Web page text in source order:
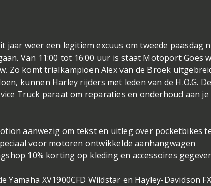
weer een legitiem excuus om tweede paasdag
Van 11:00 tot 16:00 uur is staat Motoport Goes
Zo komt trialkampioen Alex van de Broek
kunnen Harley rijders met leden van de H.O.G.
Truck paraat om reparaties en onderhoud aan je
aanwezig om tekst en uitleg over pocketbikes
voor motoren ontwikkelde aanhangwagen
10% korting op kleding en accessoires
XV1900CFD Wildstar en Hayley-Davidson